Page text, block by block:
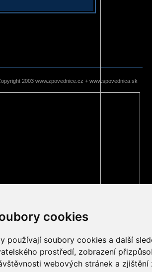
cookies
používají soubory cookies a další
prostředí, zobrazení
webových stránek a zjištění
2003 www.zpovednice.cz + www.spovednica.sk